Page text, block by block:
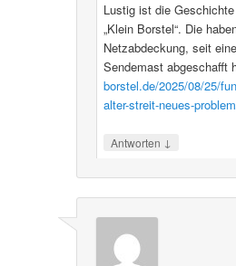
Lustig ist die
„Klein Borstel“. Die
Netzabdeckung, seit
Sendemast abgeschafft
borstel.de/2025/08/25/
alter-streit-neues-
Antworten ↓